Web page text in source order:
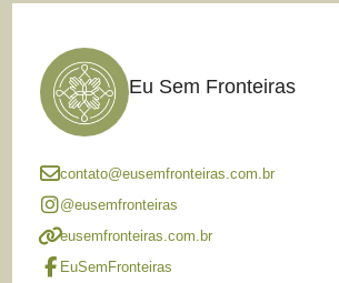
Eu Sem Fronteiras
contato@eusemfronteiras.com.br
@eusemfronteiras
eusemfronteiras.com.br
EuSemFronteiras